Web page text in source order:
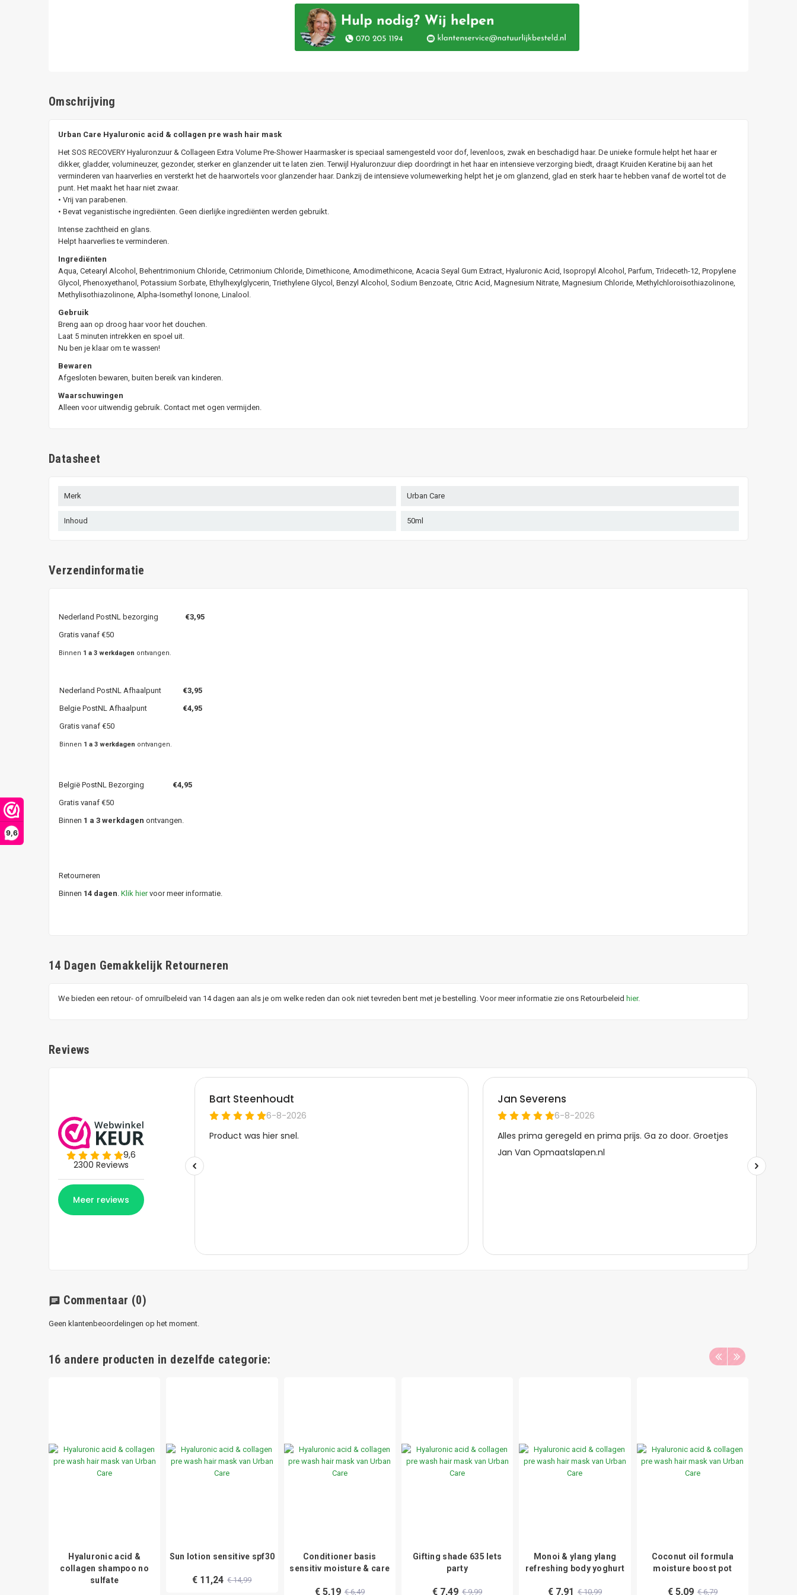
9,6
Omschrijving
Urban Care Hyaluronic acid & collagen pre wash hair mask
Het SOS RECOVERY Hyaluronzuur & Collageen Extra Volume Pre-Shower Haarmasker is speciaal samengesteld voor dof, levenloos, zwak en beschadigd haar. De unieke formule helpt het haar er
dikker, gladder, volumineuzer, gezonder, sterker en glanzender uit te laten zien. Terwijl Hyaluronzuur diep doordringt in het haar en intensieve verzorging biedt, draagt Kruiden Keratine bij aan het
verminderen van haarverlies en versterkt het de haarwortels voor glanzender haar. Dankzij de intensieve volumewerking helpt het je om glanzend, glad en sterk haar te hebben vanaf de wortel tot de
punt. Het maakt het haar niet zwaar.
• Vrij van parabenen.
• Bevat veganistische ingrediënten. Geen dierlijke ingrediënten werden gebruikt.
Intense zachtheid en glans.
Helpt haarverlies te verminderen.
Ingrediënten
Aqua, Cetearyl Alcohol, Behentrimonium Chloride, Cetrimonium Chloride, Dimethicone, Amodimethicone, Acacia Seyal Gum Extract, Hyaluronic Acid, Isopropyl Alcohol, Parfum, Trideceth-12, Propylene
Glycol, Phenoxyethanol, Potassium Sorbate, Ethylhexylglycerin, Triethylene Glycol, Benzyl Alcohol, Sodium Benzoate, Citric Acid, Magnesium Nitrate, Magnesium Chloride, Methylchloroisothiazolinone,
Methylisothiazolinone, Alpha-Isomethyl Ionone, Linalool.
Gebruik
Breng aan op droog haar voor het douchen.
Laat 5 minuten intrekken en spoel uit.
Nu ben je klaar om te wassen!
Bewaren
Afgesloten bewaren, buiten bereik van kinderen.
Waarschuwingen
Alleen voor uitwendig gebruik. Contact met ogen vermijden.
Datasheet
Merk Urban Care
Inhoud 50ml
Verzendinformatie
Nederland PostNL bezorging €3,95
Gratis vanaf €50
Binnen 1 a 3 werkdagen ontvangen.
Nederland PostNL Afhaalpunt €3,95
Belgie PostNL Afhaalpunt
€4,95
Gratis vanaf €50
Binnen 1 a 3 werkdagen ontvangen.
België PostNL Bezorging €4,95
Gratis vanaf €50
Binnen 1 a 3 werkdagen ontvangen.
Retourneren
Binnen 14 dagen. Klik hiervoor meer informatie.
14 Dagen Gemakkelijk Retourneren
We bieden een retour- of omruilbeleid van 14 dagen aan als je om welke reden dan ook niet tevreden bent met je bestelling. Voor meer informatie zie ons Retourbeleid hier.
Reviews
chat Commentaar (0)
Geen klantenbeoordelingen op het moment.
16 andere producten in dezelfde categorie:
Hyaluronic acid &
collagen shampoo no
sulfate
Sun lotion sensitive spf30
€ 11,24 € 14,99
Conditioner basis
sensitiv moisture & care
€ 5,19 € 6,49
Gifting shade 635 lets
party
€ 7,49 € 9,99
Monoi & ylang ylang
refreshing body yoghurt
€ 7,91 € 10,99
Coconut oil formula
moisture boost pot
€ 5,09 € 6,79